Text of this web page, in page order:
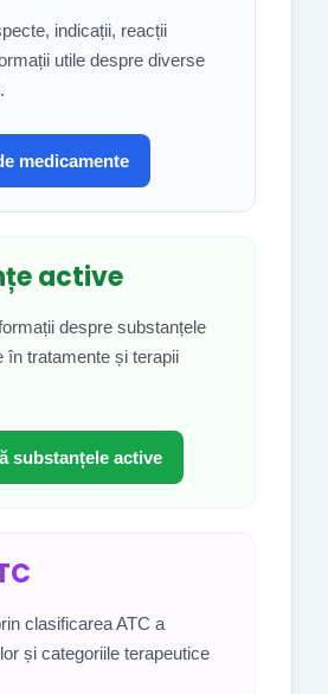
indicații, reacții
utile despre diverse
medicamente
active
despre substanțele
în tratamente și terapii
substanțele active
clasificarea ATC a
și categoriile terapeutice